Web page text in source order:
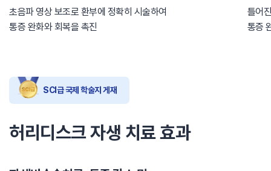
초음파 영상 보조로 환부에 정확히 시술하여
통증 완화와 회복을 촉진
틀어
통증
SCI급 국제 학술지 게재
허리디스크 자생 치료 효과